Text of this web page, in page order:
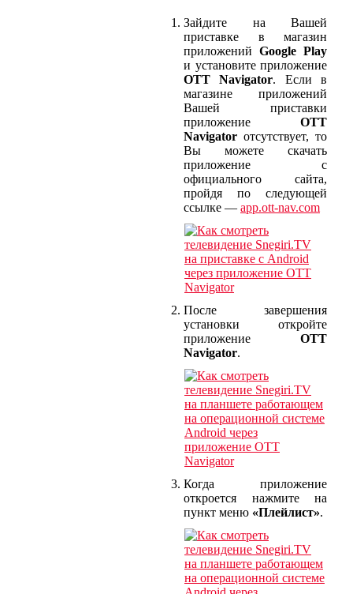
Зайдите на Вашей
приставке в магазин
приложений Google Play
и установите приложение
OTT Navigator. Если в
магазине приложений
Вашей приставки
приложение OTT
Navigator отсутствует, то
Вы можете скачать
приложение с
официального сайта,
пройдя по следующей
ссылке — app.ott-nav.com
После завершения
установки откройте
приложение OTT
Navigator.
Когда приложение
откроется нажмите на
пункт меню «Плейлист».